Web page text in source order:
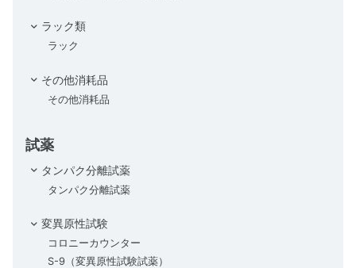
ラック類
ラック
その他消耗品
その他消耗品
試薬
タンパク分離試薬
タンパク分離試薬
変異原性試験
コロニーカウンター
S-9（変異原性試験試薬）